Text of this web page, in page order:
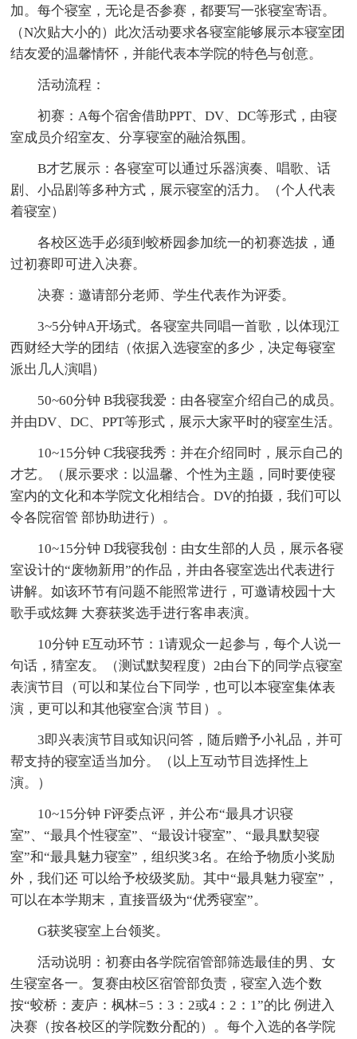
加。每个寝室，无论是否参赛，都要写一张寝室寄语。
（N次贴大小的）此次活动要求各寝室能够展示本寝室团
结友爱的温馨情怀，并能代表本学院的特色与创意。
活动流程：
初赛：A每个宿舍借助PPT、DV、DC等形式，由寝
室成员介绍室友、分享寝室的融洽氛围。
B才艺展示：各寝室可以通过乐器演奏、唱歌、话
剧、小品剧等多种方式，展示寝室的活力。（个人代表
着寝室）
各校区选手必须到蛟桥园参加统一的初赛选拔，通
过初赛即可进入决赛。
决赛：邀请部分老师、学生代表作为评委。
3~5分钟A开场式。各寝室共同唱一首歌，以体现江
西财经大学的团结（依据入选寝室的多少，决定每寝室
派出几人演唱）
50~60分钟 B我寝我爱：由各寝室介绍自己的成员。
并由DV、DC、PPT等形式，展示大家平时的寝室生活。
10~15分钟 C我寝我秀：并在介绍同时，展示自己的
才艺。（展示要求：以温馨、个性为主题，同时要使寝
室内的文化和本学院文化相结合。DV的拍摄，我们可以
令各院宿管 部协助进行）。
10~15分钟 D我寝我创：由女生部的人员，展示各寝
室设计的“废物新用”的作品，并由各寝室选出代表进行
讲解。如该环节有问题不能照常进行，可邀请校园十大
歌手或炫舞 大赛获奖选手进行客串表演。
10分钟 E互动环节：1请观众一起参与，每个人说一
句话，猜室友。（测试默契程度）2由台下的同学点寝室
表演节目（可以和某位台下同学，也可以本寝室集体表
演，更可以和其他寝室合演 节目）。
3即兴表演节目或知识问答，随后赠予小礼品，并可
帮支持的寝室适当加分。（以上互动节目选择性上
演。）
10~15分钟 F评委点评，并公布“最具才识寝
室”、“最具个性寝室”、“最设计寝室”、“最具默契寝
室”和“最具魅力寝室”，组织奖3名。在给予物质小奖励
外，我们还 可以给予校级奖励。其中“最具魅力寝室”，
可以在本学期末，直接晋级为“优秀寝室”。
G获奖寝室上台领奖。
活动说明：初赛由各学院宿管部筛选最佳的男、女
生寝室各一。复赛由校区宿管部负责，寝室入选个数
按“蛟桥：麦庐：枫林=5：3：2或4：2：1”的比 例进入
决赛（按各校区的学院数分配的）。每个入选的各学院